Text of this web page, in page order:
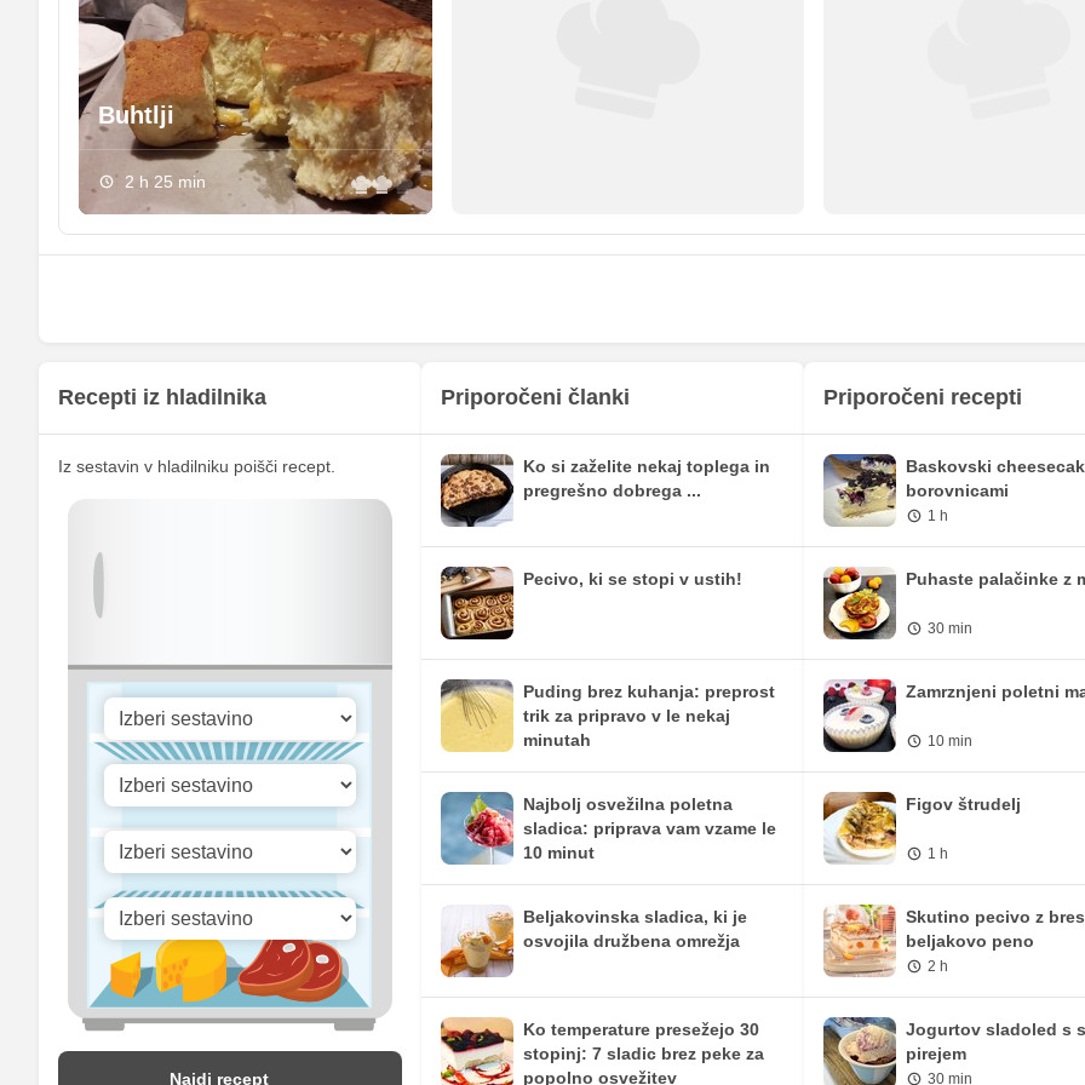
Selen
Vitamin A
Vitamin B1
Vitamin C
Vitamin D
Buhtlji
2 h 25 min
Recepti iz hladilnika
Iz sestavin v hladilniku poišči recept.
Najdi recept
Priporočeni članki
Ko si zaželite nekaj toplega in
pregrešno dobrega ...
Pecivo, ki se stopi v ustih!
Puding brez kuhanja: preprost
trik za pripravo v le nekaj
minutah
Najbolj osvežilna poletna
sladica: priprava vam vzame le
10 minut
Beljakovinska sladica, ki je
osvojila družbena omrežja
Ko temperature presežejo 30
stopinj: 7 sladic brez peke za
popolno osvežitev
Priporočeni recepti
Baskovski
borovnicami
1 h
Puhaste palačinke z
30 min
Zamrznjeni poletni
10 min
Figov štrudelj
1 h
Skutino pecivo z
beljakovo peno
2 h
Jogurtov sladoled s
pirejem
30 min